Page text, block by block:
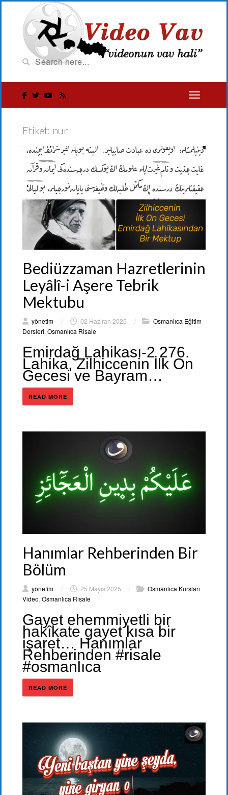
Etiket: nur
Bediüzzaman Hazretlerinin
Leyâlî-i Aşere Tebrik
Mektubu
yönetim / 02 Haziran 2025 /
Osmanlıca Eğitim
Dersleri Osmanlıca Risale
Emirdağ Lahikası-2 276.
Lahika, Zilhiccenin İlk On
Gecesi ve Bayram…
READ MORE
Hanımlar Rehberinden Bir
Bölüm
yönetim / 25 Mayıs 2025 /
Osmanlıca Kursları
Video Osmanlıca Risale
Gayet ehemmiyetli bir
hakîkate gayet kısa bir
işaret… Hanımlar
Rehberinden #risale
#osmanlıca
READ MORE